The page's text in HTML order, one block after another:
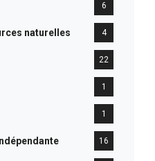
6
naturelles 4
22
1
1
16